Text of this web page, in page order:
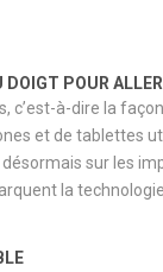
DOIGT POUR
c’est-à-dire la
et de tablettes
désormais sur les
la